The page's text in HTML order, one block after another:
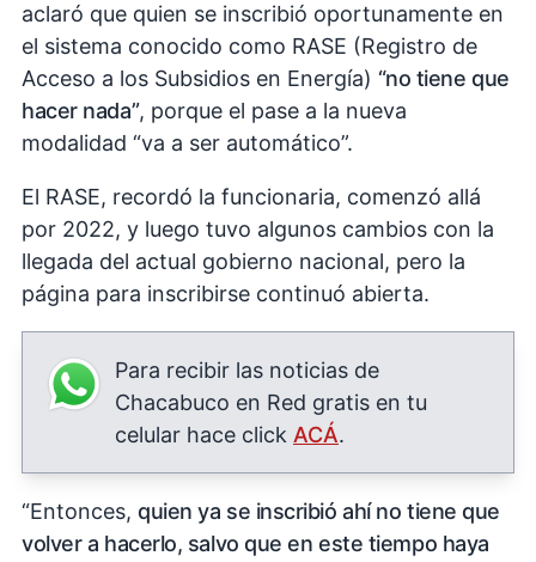
aclaró que quien se inscribió oportunamente en
el sistema conocido como RASE (Registro de
Acceso a los Subsidios en Energía) “no tiene que
hacer nada”, porque el pase a la nueva
modalidad “va a ser automático”.
El RASE, recordó la funcionaria, comenzó allá
por 2022, y luego tuvo algunos cambios con la
llegada del actual gobierno nacional, pero la
página para inscribirse continuó abierta.
Para recibir las noticias de
Chacabuco en Red gratis en tu
celular hace click ACÁ.
“Entonces, quien ya se inscribió ahí no tiene que
volver a hacerlo, salvo que en este tiempo haya